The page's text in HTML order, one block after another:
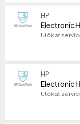
HP
HP
Electronic